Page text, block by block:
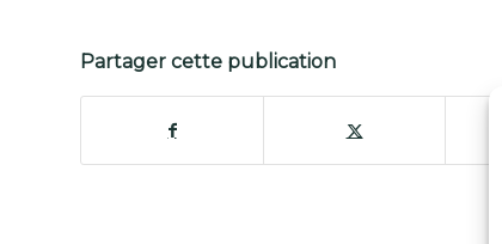
Partager cette publication